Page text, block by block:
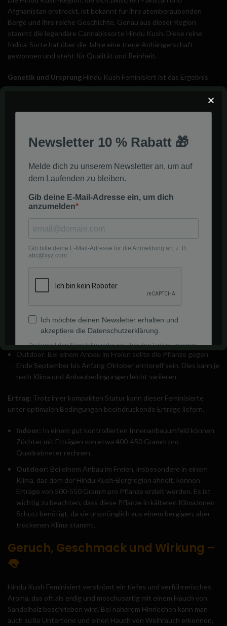
Afghanistan erstreckt, ist bekannt für ihre atemberaubenden
Berge und ihre reiche Geschichte. Genau aus dieser Region
stammt die legendäre Cannabissorte Hindu Kush. Diese reine
Indica-Sorte hat über die Jahre eine treue Anhängerschaft
gewonnen und steht für Qualität und Reinheit.
Genetik und Ursprung Hindu Kush Feminisiert ist das Ergebnis
einer sorgfältigen Züchtung, bei der nur die besten weiblichen
garantiert fast 100% weibliche Pflanzen, was sie ideal für Anbauer
Jahren zurück. Lokale Stämme haben diese Pflanze kultiviert und
ihre einzigartigen Eigenschaften über Generationen hinweg
reine und unverfälschte Genetik zu erhalten.
Blütezeit und Ertrag vonHindu Kush
Feminisiert
Hindu Kush Feminisiert ist bekannt für ihre relativ kurze und
zügige Ernte hinarbeiten.
dieser feminisierten Sorte zwischen 7 bis 8 Wochen. Einige
Züchter warten gerne etwas länger, um die volle
Outdoor: Bei einem Anbau im Freien sollte die Pflanze gegen
Ende September bis Anfang Oktober erntereif sein. Dies kann je
nach Klima und Anbaubedingungen leicht variieren.
Ertrag: Trotz ihrer kompakten Statur kann dieser Feminisierte
unter optimalen Bedingungen beeindruckende Erträge liefern.
Indoor: In einem gut kontrollierten Innenanbauumfeld können
Züchter mit Erträgen von etwa 400-450 Gramm pro
Quadratmeter rechnen.
Outdoor: Bei einem Anbau im Freien, insbesondere in einem
Klima, das dem der Hindu Kush-Bergregion ähnelt, können
Erträge von 500-550 Gramm pro Pflanze erzielt werden. Es ist
wichtig zu beachten, dass diese Pflanze in kälteren Klimazonen
Schutz benötigt, da sie ursprünglich aus einem bergigen, aber
trockenen Klima stammt.
Geruch, Geschmack und Wirkung –
👅
Hindu Kush Feminisiert verströmt ein tiefes und verführerisches
Aroma, das oft als erdig und moschusartig mit einem Hauch von
Sandelholz beschrieben wird. Bei näherem Hinriechen kann man
auch süße Untertöne und einen Hauch von Weihrauch erkennen,